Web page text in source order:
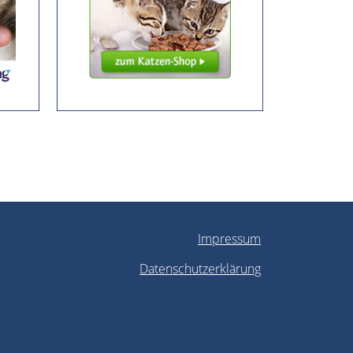
Impressum
Datenschutzerklärung